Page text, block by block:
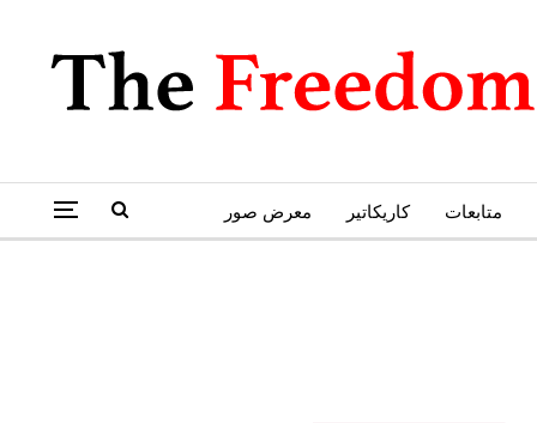
متابعات كاريكاتير معرض صور